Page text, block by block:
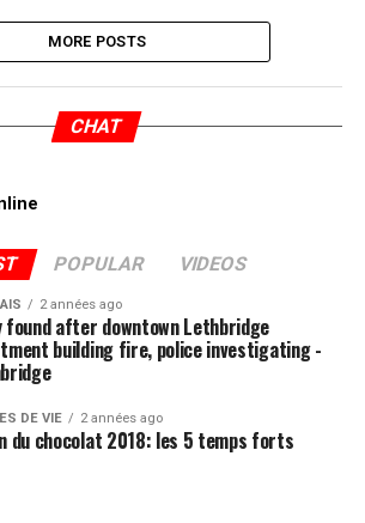
MORE POSTS
CHAT
POPULAR VIDEOS
2 années ago
found after downtown Lethbridge
building fire, police investigating -
DE VIE 2 années ago
du chocolat 2018: les 5 temps forts